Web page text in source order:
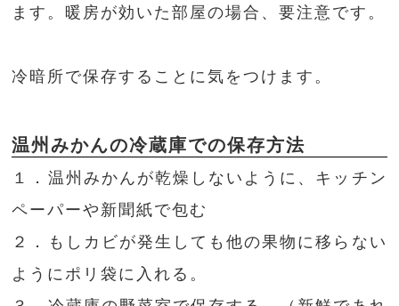
ます。暖房が効いた部屋の場合、要注意です。
冷暗所で保存することに気をつけます。
温州みかんの冷蔵庫での保存方法
１．温州みかんが乾燥しないように、キッチン
ペーパーや新聞紙で包む
２．もしカビが発生しても他の果物に移らない
ようにポリ袋に入れる。